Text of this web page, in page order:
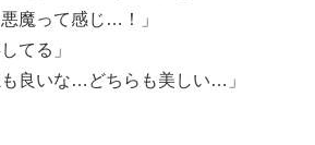
魔って感じ…！」
てる」
も良いな…どちらも美しい…」